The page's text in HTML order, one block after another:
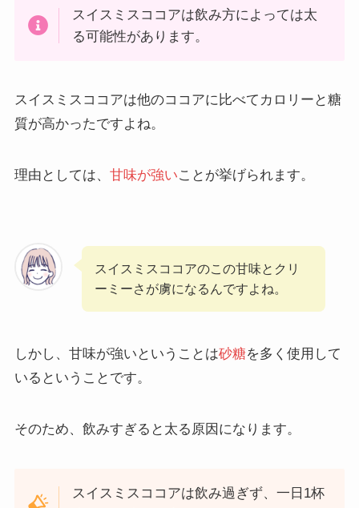
スイスミスココアは飲み方によっては太
る可能性があります。
スイスミスココアは他のココアに比べてカロリーと糖
質が高かったですよね。
理由としては、 甘味が強いことが挙げられます。
スイスミスココアのこの甘味とクリ
ーミーさが虜になるんですよね。
しかし、甘味が強いということは砂糖を多く使用して
いるということです。
そのため、飲みすぎると太る原因になります。
スイスミスココアは飲み過ぎず、一日1杯